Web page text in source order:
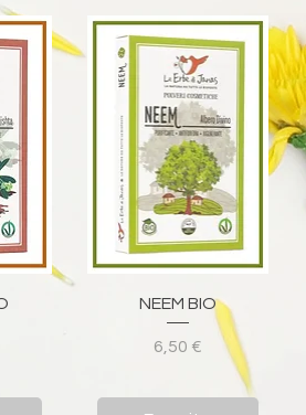
Vista rapida
NEEM BIO
Prezzo
6,50 €